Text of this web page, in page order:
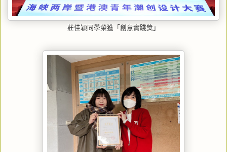
莊佳穎同學榮獲「創意實踐獎」